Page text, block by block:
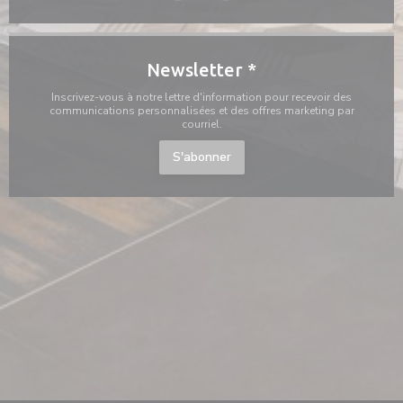
Newsletter *
Inscrivez-vous à notre lettre d'information pour recevoir des
communications personnalisées et des offres marketing par
courriel.
S'abonner